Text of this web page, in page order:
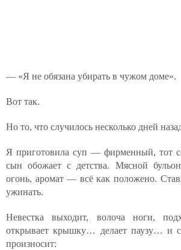
— «Я не обязана убирать в чужом доме».
Вот так.
Но то, что случилось несколько дней
Я приготовила суп — фирменный, тот
сын обожает с детства. Мясной
огонь, аромат — всё как положено.
ужинать.
Невестка выходит, волоча ноги,
открывает крышку… делает паузу… и
произносит: